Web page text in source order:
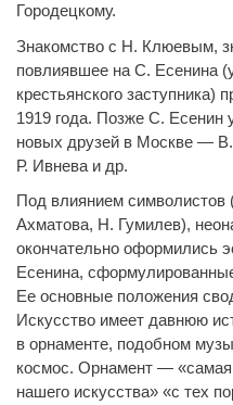
Городецкому.
Знакомство с Н. Клюевым,
повлиявшее на С. Есенина
крестьянского заступника)
1919 года. Позже С. Есенин
новых друзей в Москве —
Р. Ивнева и др.
Под влиянием символистов
Ахматова, Н. Гумилев),
окончательно оформились
Есенина,
Ее основные положения
Искусство имеет давнюю
в орнаменте, подобном
космос. Орнамент — «самая
нашего искусства» «с тех